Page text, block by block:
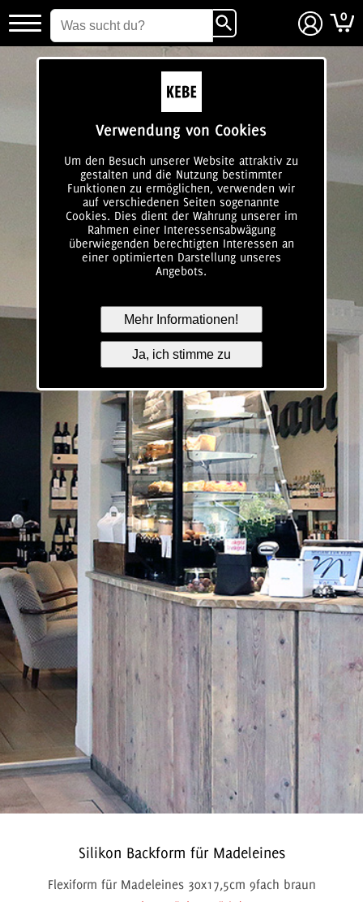
Verwendung von Cookies
Um den Besuch unserer Website attraktiv zu
gestalten und die Nutzung bestimmter
Funktionen zu ermöglichen, verwenden wir
auf verschiedenen Seiten sogenannte
Cookies. Dies dient der Wahrung unserer im
Rahmen einer Interessensabwägung
überwiegenden berechtigten Interessen an
einer optimierten Darstellung unseres
Angebots.
Mehr Informationen!
Ja, ich stimme zu
Silikon Backform für Madeleines
Flexiform für Madeleines 30x17,5cm 9fach braun
login 0